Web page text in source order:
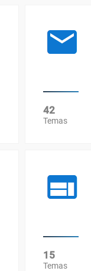
42
Temas
15
Temas